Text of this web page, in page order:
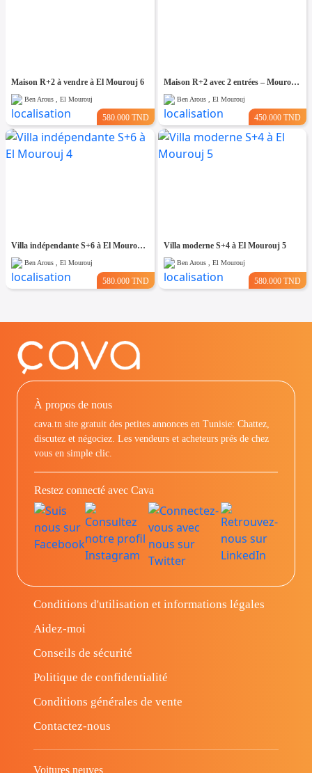
Maison R+2 à vendre à El Mourouj 6
Ben Arous , El Mourouj
580.000 TND
Maison R+2 avec 2 entrées – Mourouj 4
Ben Arous , El Mourouj
450.000 TND
Villa indépendante S+6 à El Mourouj 4
Ben Arous , El Mourouj
580.000 TND
Villa moderne S+4 à El Mourouj 5
Ben Arous , El Mourouj
580.000 TND
À propos de nous
cava.tn site gratuit des petites annonces en Tunisie: Chattez,
discutez et négociez. Les vendeurs et acheteurs prés de chez
vous en simple clic.
Restez connecté avec Cava
Conditions d'utilisation et informations légales
Aidez-moi
Conseils de sécurité
Politique de confidentialité
Conditions générales de vente
Contactez-nous
Voitures neuves